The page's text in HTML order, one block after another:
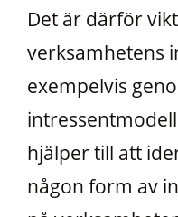
Det är därför
verksamhetens
exempelvis
hjälper till att
någon form av